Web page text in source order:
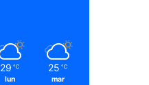
29 ℃
lun
25 ℃
mar